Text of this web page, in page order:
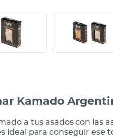
Kamado
a tus asados con las
ideal para conseguir